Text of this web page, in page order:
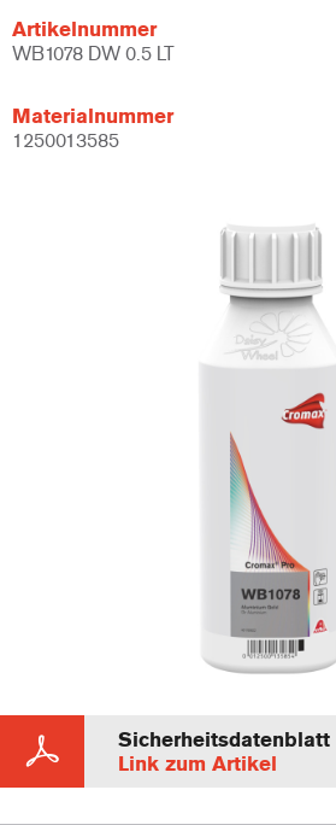
Artikelnummer
WB1078 DW 0.5 LT
Materialnummer
1250013585
Sicherheitsdatenblatt
Link zum Artikel